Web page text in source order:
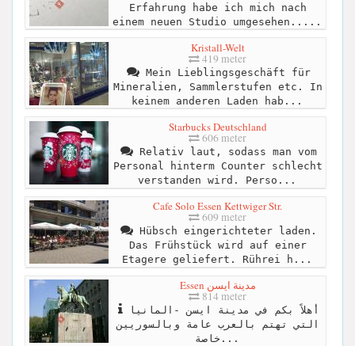
Erfahrung habe ich mich nach
einem neuen Studio umgesehen.....
Kristall-Welt
419 meter
Mein Lieblingsgeschäft für
Mineralien, Sammlerstufen etc. In
keinem anderen Laden hab...
Starbucks Deutschland
606 meter
Relativ laut, sodass man vom
Personal hinterm Counter schlecht
verstanden wird. Perso...
Cafe Solo Essen Kettwiger Str.
609 meter
Hübsch eingerichteter laden.
Das Frühstück wird auf einer
Etagere geliefert. Rührei h...
Essen مدينة ايسن
814 meter
أهلاً بكم في مدينة ايسن -المانيا
التي تهتم بالعرب عامة وبالسوريين
خاصة...